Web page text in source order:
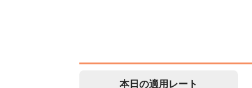
本日の適用レート